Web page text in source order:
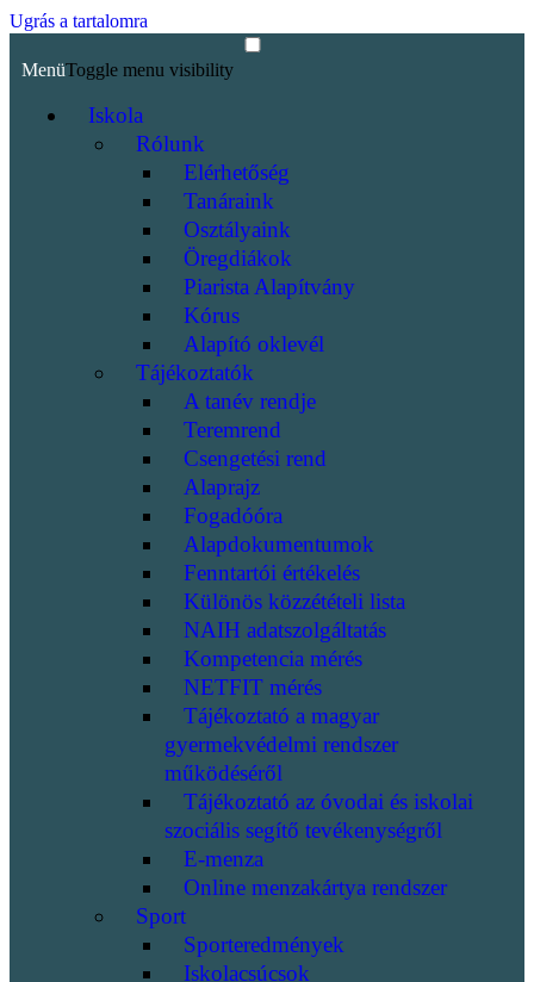
Ugrás a tartalomra
MenüToggle menu visibility
Iskola
Rólunk
Elérhetőség
Tanáraink
Osztályaink
Öregdiákok
Piarista Alapítvány
Kórus
Alapító oklevél
Tájékoztatók
A tanév rendje
Teremrend
Csengetési rend
Alaprajz
Fogadóóra
Alapdokumentumok
Fenntartói értékelés
Különös közzétételi lista
NAIH adatszolgáltatás
Kompetencia mérés
NETFIT mérés
Tájékoztató a magyar
gyermekvédelmi rendszer
működéséről
Tájékoztató az óvodai és iskolai
szociális segítő tevékenységről
E-menza
Online menzakártya rendszer
Sport
Sporteredmények
Iskolacsúcsok